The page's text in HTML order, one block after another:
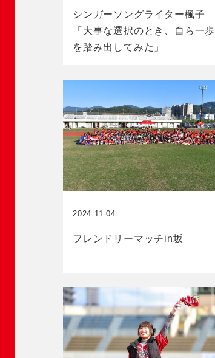
シンガーソングライター楓子
「大事な選択のとき、自ら一歩
を踏み出してみた」
2024.11.04
フレンドリーマッチin坂